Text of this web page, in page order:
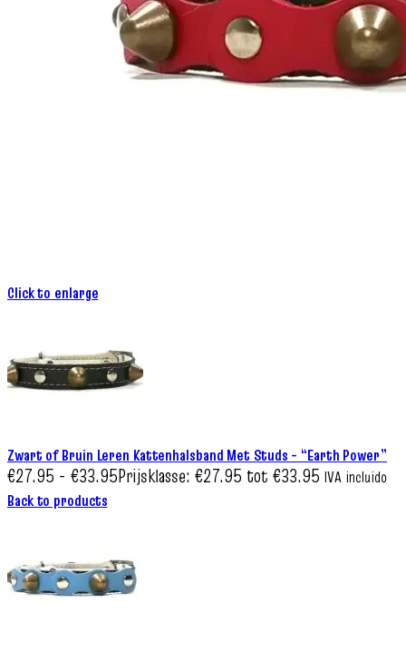
Click to enlarge
Zwart of Bruin Leren Kattenhalsband Met Studs – “Earth Power”
€27.95 - €33.95Prijsklasse: €27.95 tot €33.95 IVA incluido
Back to products